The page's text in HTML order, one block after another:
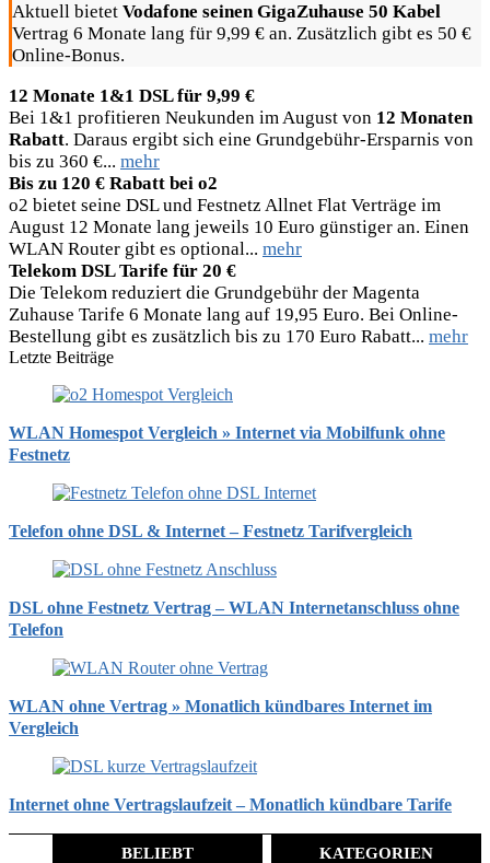
Aktuell bietet Vodafone seinen GigaZuhause 50 Kabel
Vertrag 6 Monate lang für 9,99 € an. Zusätzlich gibt es 50 €
Online-Bonus.
12 Monate 1&1 DSL für 9,99 €
Bei 1&1 profitieren Neukunden im August von 12 Monaten
Rabatt. Daraus ergibt sich eine Grundgebühr-Ersparnis von
bis zu 360 €... mehr
Bis zu 120 € Rabatt bei o2
o2 bietet seine DSL und Festnetz Allnet Flat Verträge im
August 12 Monate lang jeweils 10 Euro günstiger an. Einen
WLAN Router gibt es optional... mehr
Telekom DSL Tarife für 20 €
Die Telekom reduziert die Grundgebühr der Magenta
Zuhause Tarife 6 Monate lang auf 19,95 Euro. Bei Online-
Bestellung gibt es zusätzlich bis zu 170 Euro Rabatt... mehr
Letzte Beiträge
WLAN Homespot Vergleich » Internet via Mobilfunk ohne
Festnetz
Telefon ohne DSL & Internet – Festnetz Tarifvergleich
DSL ohne Festnetz Vertrag – WLAN Internetanschluss ohne
Telefon
WLAN ohne Vertrag » Monatlich kündbares Internet im
Vergleich
Internet ohne Vertragslaufzeit – Monatlich kündbare Tarife
BELIEBT KATEGORIEN